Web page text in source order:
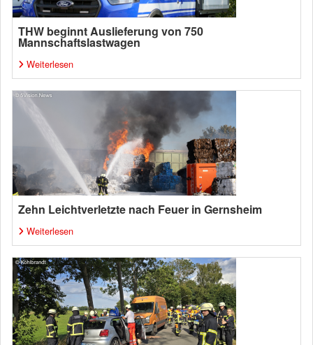
THW beginnt Auslieferung von 750
Mannschaftslastwagen
Weiterlesen
Zehn Leichtverletzte nach Feuer in Gernsheim
Weiterlesen